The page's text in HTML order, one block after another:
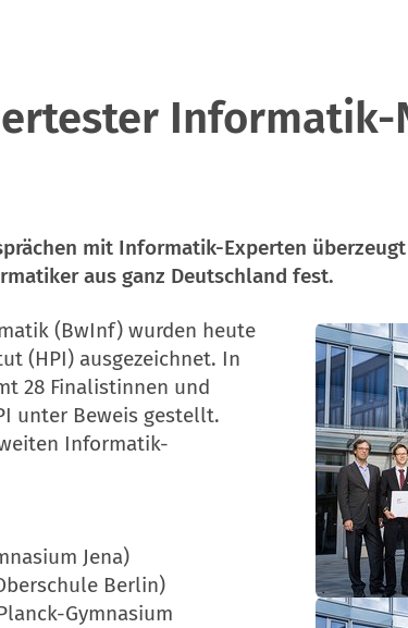
Informatik-
mit Informatik-Experten
aus ganz Deutschland fest.
(BwInf) wurden heute
(HPI) ausgezeichnet. In
28 Finalistinnen und
unter Beweis gestellt.
Informatik-
Jena)
Berlin)
Gymnasium